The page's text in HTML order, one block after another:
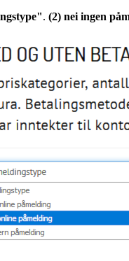
. (2) nei ingen